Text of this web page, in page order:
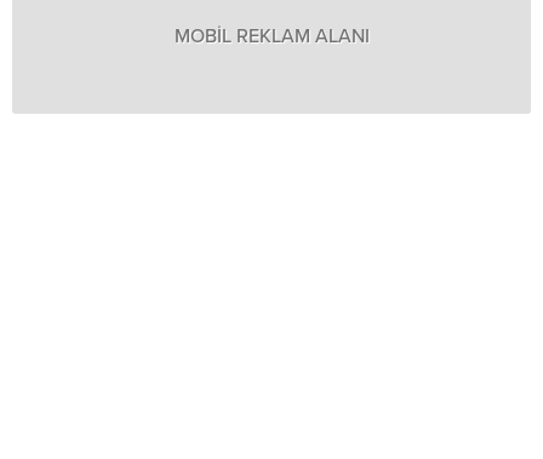
MOBİL REKLAM ALANI